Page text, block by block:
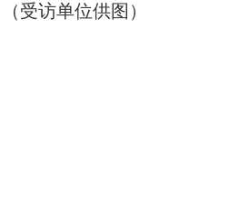
受访单位供图）